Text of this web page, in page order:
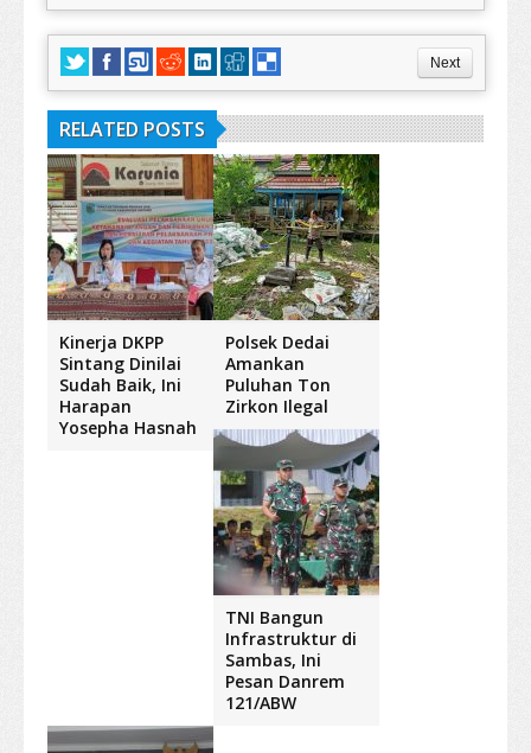
Next
RELATED POSTS
Kinerja DKPP
Sintang Dinilai
Sudah Baik, Ini
Harapan
Yosepha Hasnah
Polsek Dedai
Amankan
Puluhan Ton
Zirkon Ilegal
TNI Bangun
Infrastruktur di
Sambas, Ini
Pesan Danrem
121/ABW